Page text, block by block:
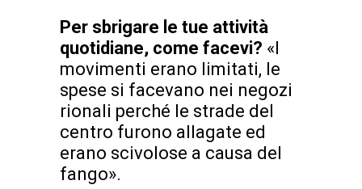
Per sbrigare le tue attività
quotidiane, come facevi? «I
movimenti erano limitati, le
spese si facevano nei negozi
rionali perché le strade del
centro furono allagate ed
erano scivolose a causa del
fango».